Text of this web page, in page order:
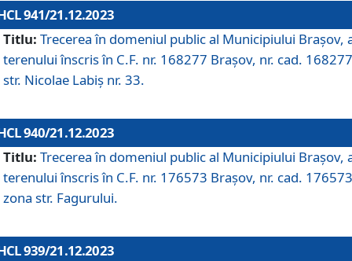
941/21.12.2023
Titlu: Trecerea în domeniul public al Municipiului Braşov,
terenului înscris în C.F. nr. 168277 Brașov, nr. cad.
str. Nicolae Labiș nr. 33.
940/21.12.2023
Titlu: Trecerea în domeniul public al Municipiului Braşov,
terenului înscris în C.F. nr. 176573 Brașov, nr. cad.
zona str. Fagurului.
939/21.12.2023